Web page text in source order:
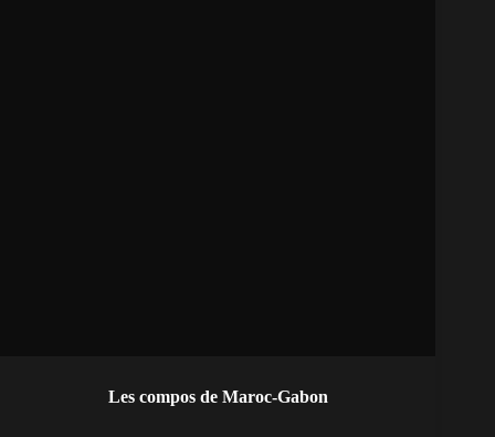
Les compos de Maroc-Gabon